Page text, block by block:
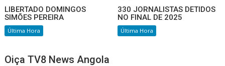
LIBERTADO DOMINGOS
SIMÕES PEREIRA
Última Hora
330 JORNALISTAS DETIDOS
NO FINAL DE 2025
Última Hora
Oiça TV8 News Angola